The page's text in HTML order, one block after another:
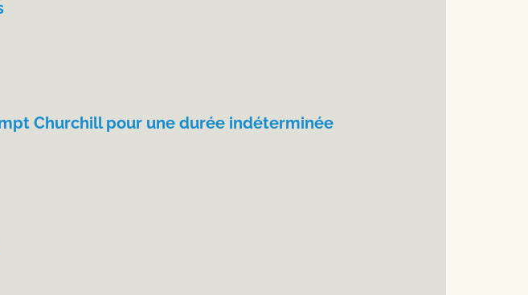
Churchill pour une durée indéterminée